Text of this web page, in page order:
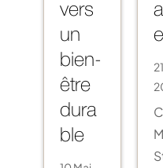
vers
un
bien-
être
dura
ble
e